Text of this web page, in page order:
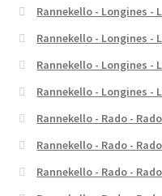
Rannekello - Longines -
Rannekello - Longines -
Rannekello - Longines -
Rannekello - Longines -
Rannekello - Rado -
Rannekello - Rado -
Rannekello - Rado -